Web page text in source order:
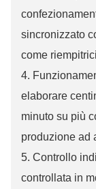
sincronizzato
come
4.
elaborare
minuto su più
produzione ad
5. Controllo
controllata in